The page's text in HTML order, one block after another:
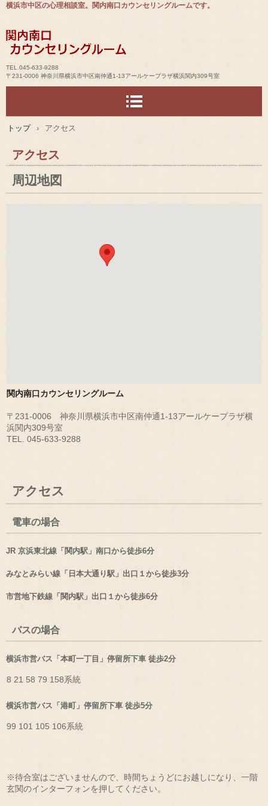
横浜市中区の心理相談室。関内南口カウンセリングルームです。
TEL.045-633-9288
〒231-0006 神奈川県横浜市中区南仲通1-13アールケープラザ横浜関内309号室
トップ › アクセス
アクセス
周辺地図
関内南口カウンセリングルーム
〒231-0006 神奈川県横浜市中区南仲通1-13アールケープラザ横
浜関内309号室
TEL. 045-633-9288
アクセス
電車の場合
JR 京浜東北線「関内駅」南口から徒歩6分
みなとみらい線「日本大通り駅」出口１から徒歩3分
市営地下鉄線「関内駅」出口１から徒歩6分
バスの場合
横浜市営バス「本町一丁目」停留所下車 徒歩2分
8 21 58 79 158系統
横浜市営バス「港町」停留所下車 徒歩5分
99 101 105 106系統
※待合室はございませんので、時間ちょうどにお越しになり、一階
玄関のインターフォンを押してください。